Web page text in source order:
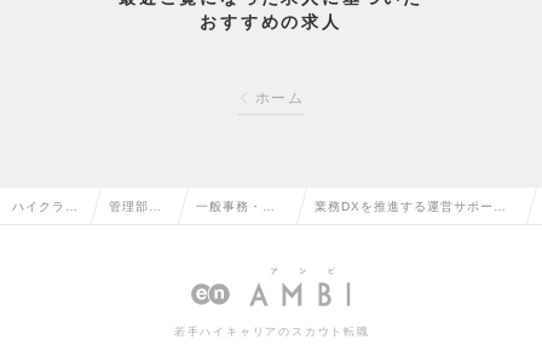
おすすめの求人
ホーム
ハイクラス 管理部門 一般事務・営 業務DXを推進する運営サポート
若手ハイキャリアのスカウト転職